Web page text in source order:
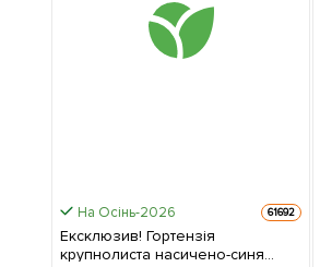
На Осінь-2026 61692
Ексклюзив! Гортензія
крупнолиста насичено-синя